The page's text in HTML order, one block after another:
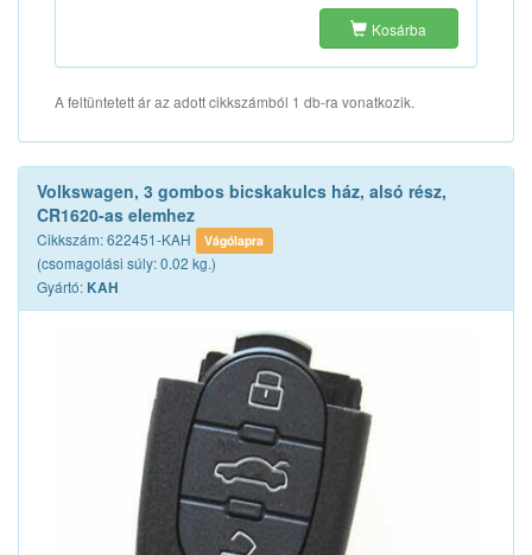
Kosárba
A feltüntetett ár az adott cikkszámból 1 db-ra vonatkozik.
Volkswagen, 3 gombos bicskakulcs ház, alsó rész,
CR1620-as elemhez
Cikkszám: 622451-KAH Vágólapra
(csomagolási súly: 0.02 kg.)
Gyártó: KAH